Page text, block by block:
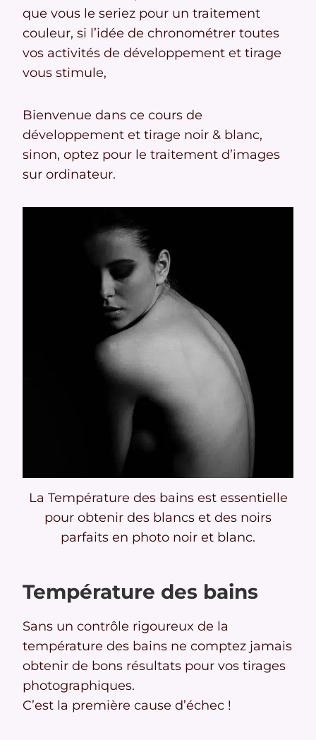
que vous le seriez pour un traitement
couleur, si l’idée de chronométrer toutes
vos activités de développement et tirage
vous stimule,
Bienvenue dans ce cours de
développement et tirage noir & blanc,
sinon, optez pour le traitement d’images
sur ordinateur.
La Température des bains est essentielle
pour obtenir des blancs et des noirs
parfaits en photo noir et blanc.
Température des bains
Sans un contrôle rigoureux de la
température des bains ne comptez jamais
obtenir de bons résultats pour vos tirages
photographiques.
C’est la première cause d’échec !